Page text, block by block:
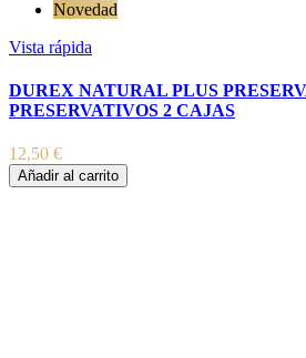
Novedad
Vista rápida
DUREX NATURAL PLUS
PRESERVATIVOS 2 CAJAS
12,50 €
Añadir al carrito